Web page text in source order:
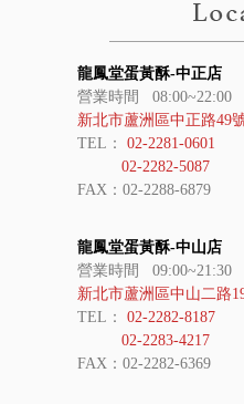
龍鳳堂蛋黃酥-中正店
營業時間 08:00~22:00
新北市蘆洲區中正路49
TEL： 02-2281-0601
02-2282-5087
FAX：02-2288-6879
龍鳳堂蛋黃酥-中山店
營業時間 09:00~21:30
新北市蘆洲區中山二路
TEL： 02-2282-8187
02-2283-4217
FAX：02-2282-6369